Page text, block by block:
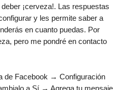
¡cerveza!. Las respuestas
y les permite saber a
en cuanto puedas. Por
pero me pondré en contacto
de Facebook → Configuración
a Sí → Agrega tu mensaje